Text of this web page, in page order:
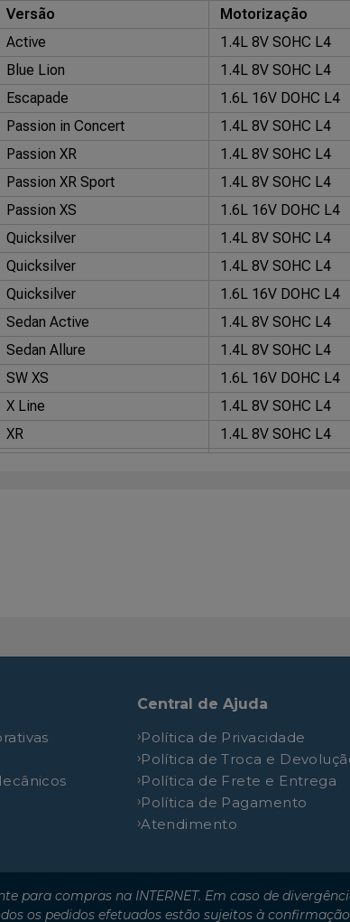
Versão Motorização
Active 1.4L 8V SOHC L4
Blue Lion 1.4L 8V SOHC L4
Escapade 1.6L 16V DOHC L4
Passion in Concert 1.4L 8V SOHC L4
Passion XR 1.4L 8V SOHC L4
Passion XR Sport 1.4L 8V SOHC L4
Passion XS 1.6L 16V DOHC L4
Quicksilver 1.4L 8V SOHC L4
Quicksilver 1.4L 8V SOHC L4
Quicksilver 1.6L 16V DOHC L4
Sedan Active 1.4L 8V SOHC L4
Sedan Allure 1.4L 8V SOHC L4
SW XS 1.6L 16V DOHC L4
X Line 1.4L 8V SOHC L4
XR 1.4L 8V SOHC L4
Central de Ajuda
Política de Privacidade
Política de Troca e
Política de Frete e Entrega
Política de Pagamento
Atendimento
para compras na INTERNET. Em caso de
os pedidos efetuados estão sujeitos à